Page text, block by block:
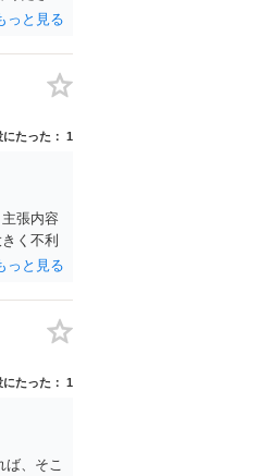
などの
。詳しく
～17:0
にたった 1
張内容
く不利
にたった 1
、そこ